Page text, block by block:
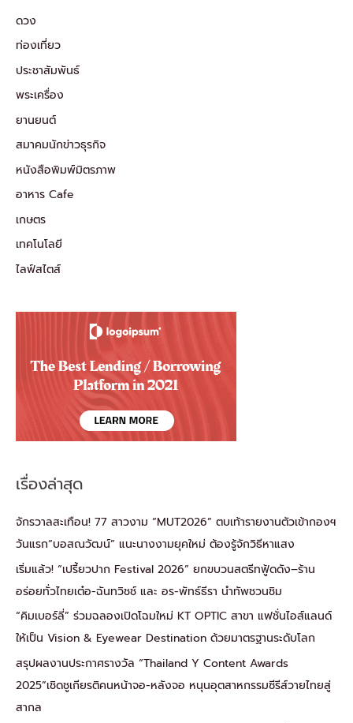
ดวง
ท่องเที่ยว
ประชาสัมพันธ์
พระเครื่อง
ยานยนต์
สมาคมนักข่าวธุรกิจ
หนังสือพิมพ์มิตรภาพ
อาหาร Cafe
เกษตร
เทคโนโลยี
ไลฟ์สไตส์
เรื่องล่าสุด
จักรวาลสะเทือน! 77 สาวงาม “MUT2026” ตบเท้ารายงานตัวเข้ากองฯ
วันแรก“บอสณวัฒน์” แนะนางงามยุคใหม่ ต้องรู้จักวิธีหาแสง
เริ่มแล้ว! “เปรี้ยวปาก Festival 2026” ยกขบวนสตรีทฟู้ดดัง–ร้าน
อร่อยทั่วไทยเต๋อ-ฉันทวิชช์ และ อร-พัทธ์ธีรา นำทัพชวนชิม
“คิมเบอร์ลี่” ร่วมฉลองเปิดโฉมใหม่ KT OPTIC สาขา แฟชั่นไอส์แลนด์
ให้เป็น Vision & Eyewear Destination ด้วยมาตรฐานระดับโลก
สรุปผลงานประกาศรางวัล “Thailand Y Content Awards
2025”เชิดชูเกียรติคนหน้าจอ-หลังจอ หนุนอุตสาหกรรมซีรีส์วายไทยสู่
สากล